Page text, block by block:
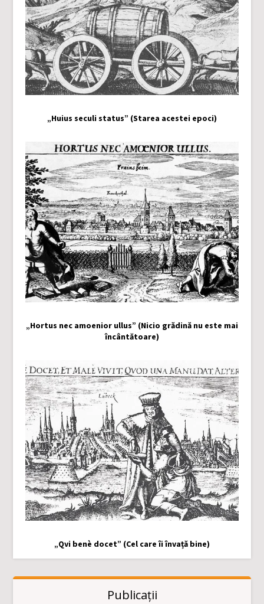
„Huius seculi status” (Starea acestei epoci)
„Hortus nec amoenior ullus” (Nicio grădină nu este mai
încântătoare)
„Qvi benè docet” (Cel care îi învață bine)
Publicații